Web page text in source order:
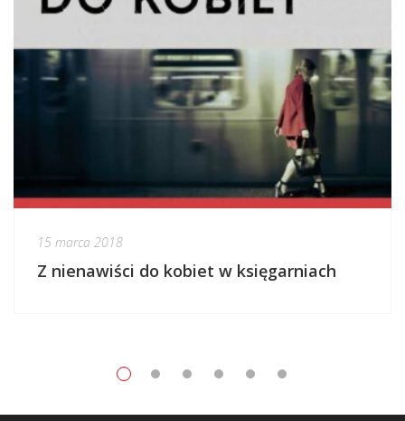
15 marca 2018
Z nienawiści do kobiet w księgarniach